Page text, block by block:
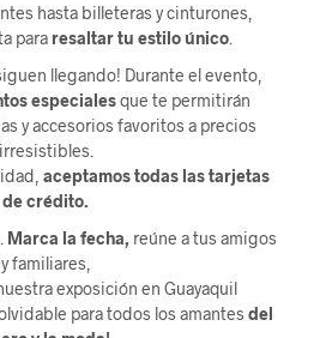
hasta billeteras y cinturones,
para resaltar tu estilo único
llegando! Durante el evento,
especialesque te permitirán
y accesorios favoritos a precios
irresistibles.
aceptamos todas las tarjetas
de crédito.
Marca la fecha, reúne a tus amigos
y familiares,
exposición en Guayaquil
para todos los amantes del